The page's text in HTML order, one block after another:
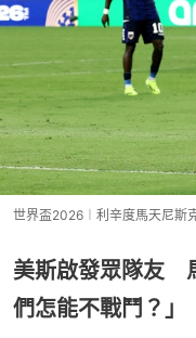
世界盃2026︱利辛度馬天尼斯
美斯啟發眾隊友
們怎能不戰鬥？」